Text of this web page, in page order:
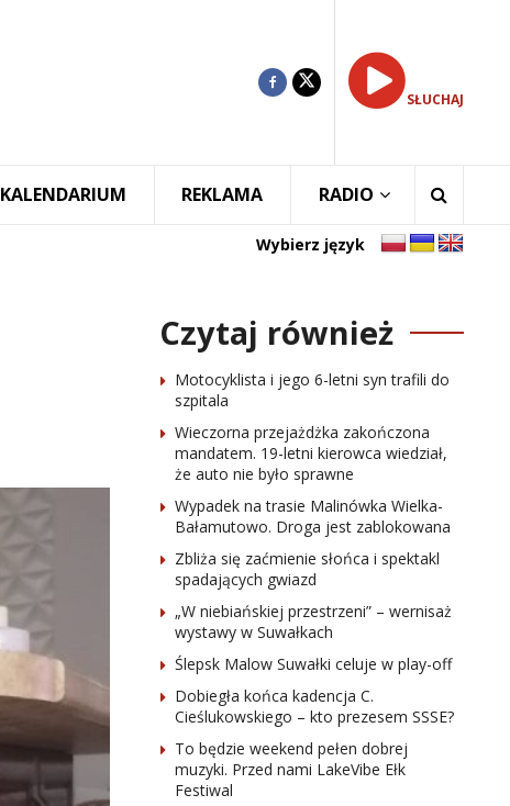
SŁUCHAJ
KALENDARIUM REKLAMA RADIO
Wybierz język
Czytaj również
Motocyklista i jego 6-letni syn trafili do
szpitala
Wieczorna przejażdżka zakończona
mandatem. 19-letni kierowca wiedział,
że auto nie było sprawne
Wypadek na trasie Malinówka Wielka-
Bałamutowo. Droga jest zablokowana
Zbliża się zaćmienie słońca i spektakl
spadających gwiazd
„W niebiańskiej przestrzeni” – wernisaż
wystawy w Suwałkach
Ślepsk Malow Suwałki celuje w play-off
Dobiegła końca kadencja C.
Cieślukowskiego – kto prezesem SSSE?
To będzie weekend pełen dobrej
muzyki. Przed nami LakeVibe Ełk
Festiwal